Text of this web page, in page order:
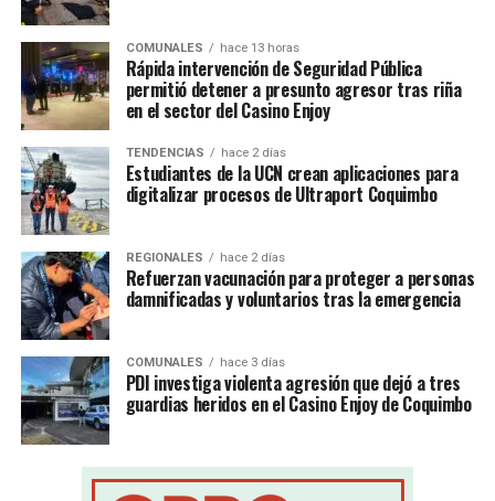
COMUNALES hace 13 horas
Rápida intervención de Seguridad Pública
permitió detener a presunto agresor tras riña
en el sector del Casino Enjoy
TENDENCIAS hace 2 días
Estudiantes de la UCN crean aplicaciones para
digitalizar procesos de Ultraport Coquimbo
REGIONALES hace 2 días
Refuerzan vacunación para proteger a personas
damnificadas y voluntarios tras la emergencia
COMUNALES hace 3 días
PDI investiga violenta agresión que dejó a tres
guardias heridos en el Casino Enjoy de Coquimbo